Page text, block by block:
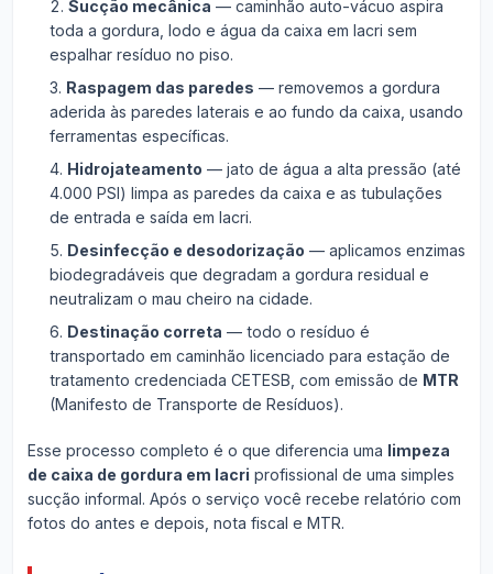
Sucção mecânica — caminhão auto-vácuo aspira
toda a gordura, lodo e água da caixa em Iacri sem
espalhar resíduo no piso.
Raspagem das paredes — removemos a gordura
aderida às paredes laterais e ao fundo da caixa, usando
ferramentas específicas.
Hidrojateamento — jato de água a alta pressão (até
4.000 PSI) limpa as paredes da caixa e as tubulações
de entrada e saída em Iacri.
Desinfecção e desodorização — aplicamos enzimas
biodegradáveis que degradam a gordura residual e
neutralizam o mau cheiro na cidade.
Destinação correta — todo o resíduo é
transportado em caminhão licenciado para estação de
tratamento credenciada CETESB, com emissão de MTR
(Manifesto de Transporte de Resíduos).
Esse processo completo é o que diferencia uma limpeza
de caixa de gordura em Iacri profissional de uma simples
sucção informal. Após o serviço você recebe relatório com
fotos do antes e depois, nota fiscal e MTR.